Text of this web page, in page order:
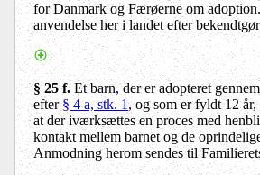
for Danmark og Færøerne om
anvendelse her i landet efter
§ 25 f. Et barn, der er adopteret
efter§ 4 a, stk. 1, og som er fyldt 12
at der iværksættes en proces med
kontakt mellem barnet og de
Anmodning herom sendes til